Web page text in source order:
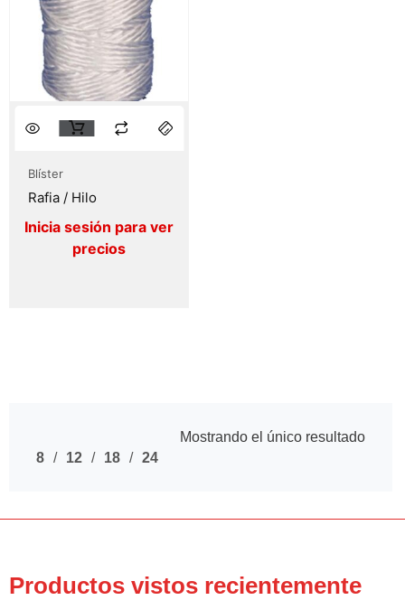
Blíster
Rafia / Hilo
Mostrando el único resultado
8
12 18 24
Productos vistos recientemente